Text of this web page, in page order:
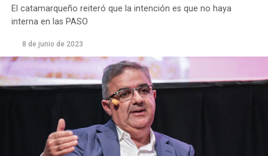
El catamarqueño reiteró que la intención es que no haya
interna en las PASO
8 de junio de 2023